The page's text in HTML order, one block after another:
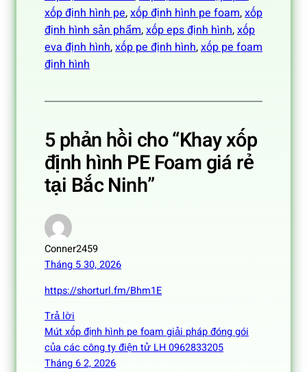
xốp định hình pe, xốp định hình pe foam, xốp
định hình sản phẩm, xốp eps định hình, xốp
eva định hình, xốp pe định hình, xốp pe foam
định hình
5 phản hồi cho “Khay xốp
định hình PE Foam giá rẻ
tại Bắc Ninh”
Conner2459
Tháng 5 30, 2026
https://shorturl.fm/Bhm1E
Trả lời
Mút xốp định hình pe foam giải pháp đóng gói
của các công ty điện tử LH 0962833205
Tháng 6 2, 2026